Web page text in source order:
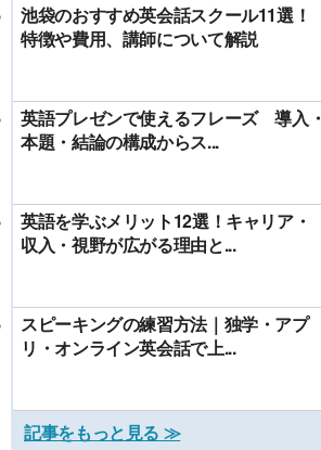
池袋のおすすめ英会話スクール11選！
特徴や費用、講師について解説
英語プレゼンで使えるフレーズ 導入・
本題・結論の構成からス...
英語を学ぶメリット12選！キャリア・
収入・視野が広がる理由と...
スピーキングの練習方法｜独学・アプ
リ・オンライン英会話で上...
記事をもっと見る ≫